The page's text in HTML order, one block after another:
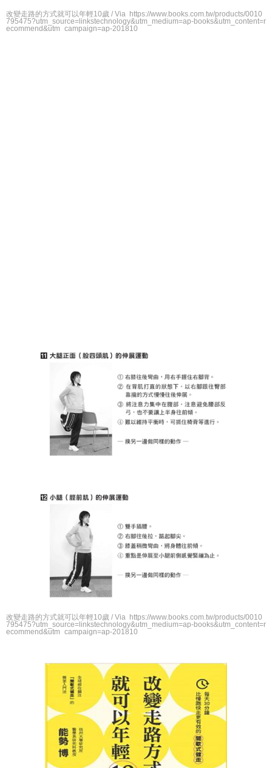
改變走路的方式就可以年輕10歲 / Via https://www.books.com.tw/products/0010
795475?utm_source=linkstechnology&utm_medium=ap-books&utm_content=r
ecommend&utm_campaign=ap-201810
改變走路的方式就可以年輕10歲 / Via https://www.books.com.tw/products/0010
795475?utm_source=linkstechnology&utm_medium=ap-books&utm_content=r
ecommend&utm_campaign=ap-201810